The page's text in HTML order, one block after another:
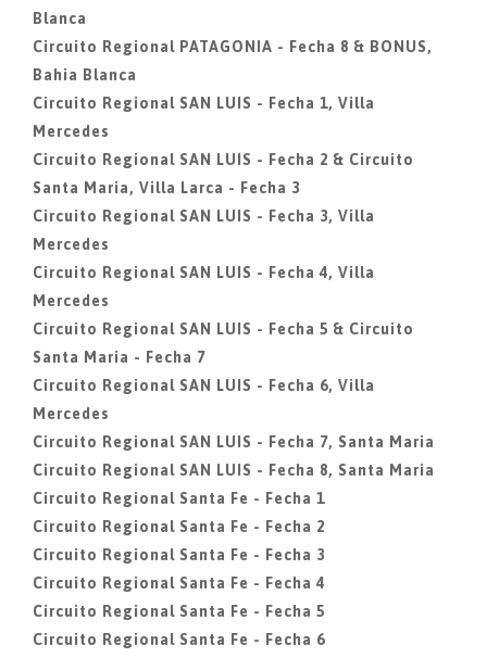
Blanca
Circuito Regional PATAGONIA - Fecha 8 & BONUS,
Bahia Blanca
Circuito Regional SAN LUIS - Fecha 1, Villa
Mercedes
Circuito Regional SAN LUIS - Fecha 2 & Circuito
Santa Maria, Villa Larca - Fecha 3
Circuito Regional SAN LUIS - Fecha 3, Villa
Mercedes
Circuito Regional SAN LUIS - Fecha 4, Villa
Mercedes
Circuito Regional SAN LUIS - Fecha 5 & Circuito
Santa Maria - Fecha 7
Circuito Regional SAN LUIS - Fecha 6, Villa
Mercedes
Circuito Regional SAN LUIS - Fecha 7, Santa Maria
Circuito Regional SAN LUIS - Fecha 8, Santa Maria
Circuito Regional Santa Fe - Fecha 1
Circuito Regional Santa Fe - Fecha 2
Circuito Regional Santa Fe - Fecha 3
Circuito Regional Santa Fe - Fecha 4
Circuito Regional Santa Fe - Fecha 5
Circuito Regional Santa Fe - Fecha 6